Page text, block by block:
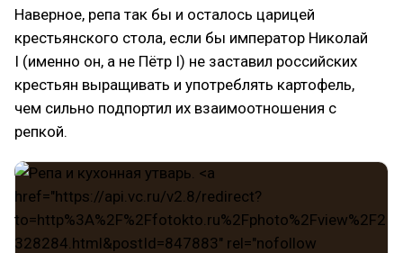
Наверное, репа так бы и осталось царицей
крестьянского стола, если бы император Николай
I (именно он, а не Пётр I) не заставил российских
крестьян выращивать и употреблять картофель,
чем сильно подпортил их взаимоотношения с
репкой.